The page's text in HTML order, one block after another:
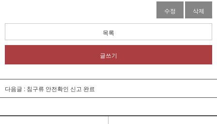
수정 삭제
목록
글쓰기
다음글 : 침구류 안전확인 신고 완료